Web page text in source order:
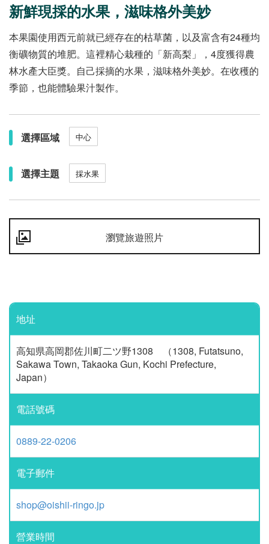
新鮮現採的水果，滋味格外美妙
本果園使用西元前就已經存在的枯草菌，以及富含有24種均
衡礦物質的堆肥。這裡精心栽種的「新高梨」，4度獲得農
林水產大臣獎。自己採摘的水果，滋味格外美妙。在收穫的
季節，也能體驗果汁製作。
選擇區域 中心
選擇主題 採水果
瀏覽旅遊照片
地址
高知県高岡郡佐川町二ツ野1308 （1308, Futatsuno,
Sakawa Town, Takaoka Gun, Kochi Prefecture,
Japan）
電話號碼
0889-22-0206
電子郵件
shop@oishii-ringo.jp
營業時間